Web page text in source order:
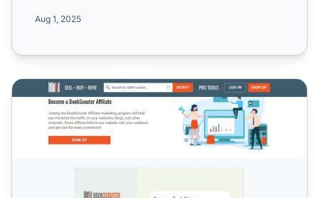
Aug 1, 2025
BookScouter Partnerprogram